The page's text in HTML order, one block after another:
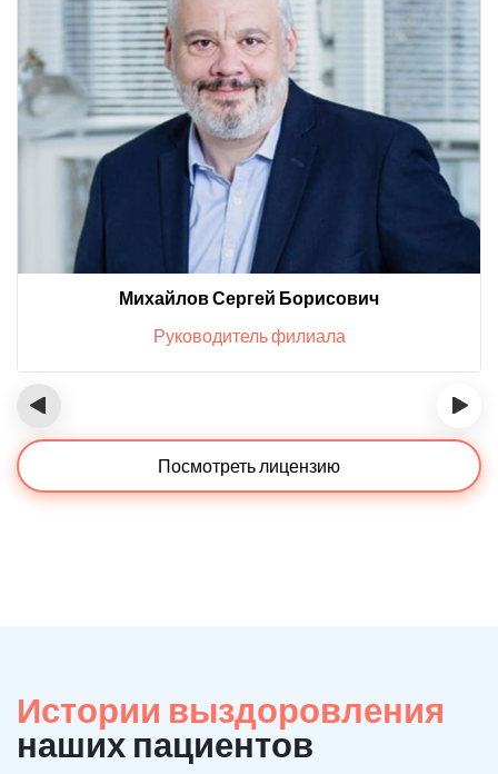
Михайлов Сергей Борисович
Руководитель филиала
‹ ›
Посмотреть лицензию
Истории выздоровления
наших пациентов